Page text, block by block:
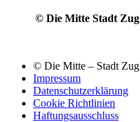
© Die Mitte Stadt Zug
© Die Mitte – Stadt Zug
Impressum
Datenschutzerklärung
Cookie Richtlinien
Haftungsausschluss